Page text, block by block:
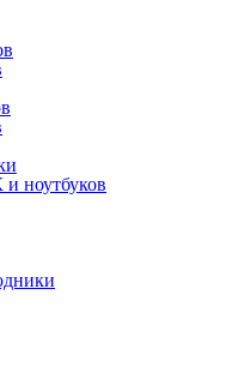
ноутбуков